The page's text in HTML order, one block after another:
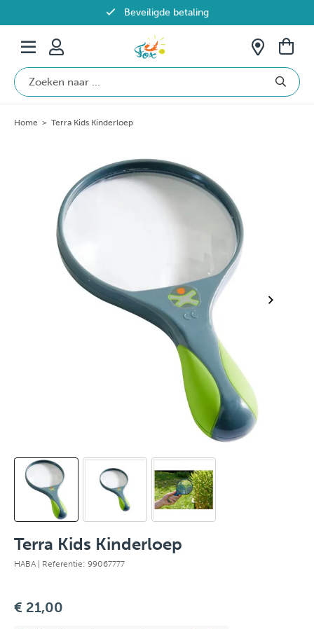
Beveiligde betaling
Gratis verzending vanaf €69 in België
Home > Terra Kids Kinderloep
Terra Kids Kinderloep
HABA | Referentie: 99067777
€ 21,00